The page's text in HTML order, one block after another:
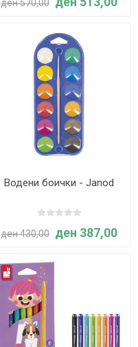
ден 570,00
Водени боички - Janod
ден 430,00 ден 387,00